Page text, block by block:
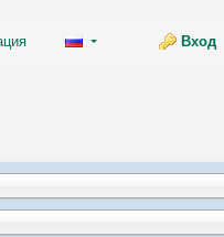
Вход